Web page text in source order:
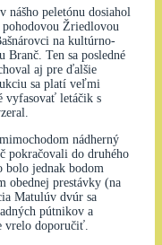
nášho peletónu dosiahol
Žriedlovou
na kultúrno-
Ten sa posledné
aj pre ďalšie
sa platí veľmi
vyfasovať letáčik s
nádherný
pokračovali do druhého
bolo jednak bodom
obednej prestávky (na
Matulúv dvúr sa
pútnikov a
vrelo doporučiť.